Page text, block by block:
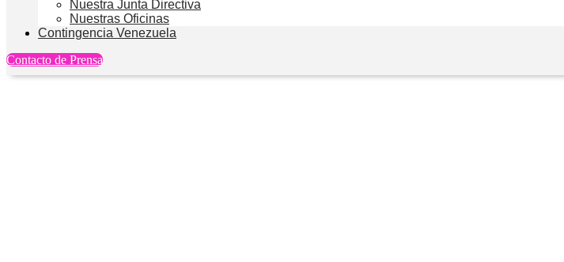
Nuestra Junta Directiva
Nuestras Oficinas
Contingencia Venezuela
Contacto de Prensa